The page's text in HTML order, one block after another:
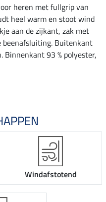
heren met fullgrip van
heel warm en stoot wind
aan de zijkant, zak met
Buitenkant
Binnenkant 93 % polyester,
Windafstotend